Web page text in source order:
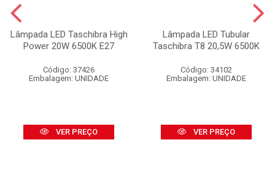
Lâmpada LED Taschibra High
Power 20W 6500K E27
Código: 37426
Embalagem: UNIDADE
VER PREÇO
Lâmpada LED Tubular
Taschibra T8 20,5W 6500K
Código: 34102
Embalagem: UNIDADE
VER PREÇO